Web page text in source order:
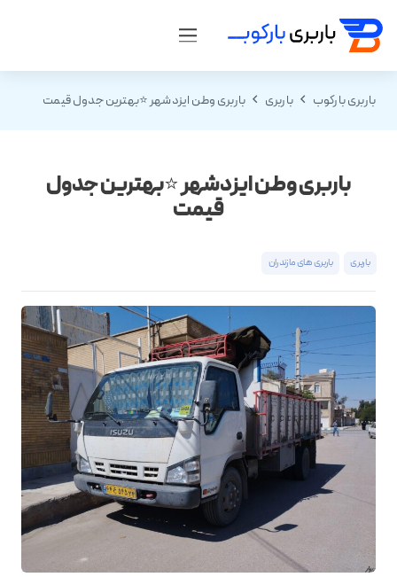
باربری بارکوب باربری باربری وطن ایزدشهر ⭐️بهترین جدول قیمت
باربری وطن ایزدشهر ⭐️بهترین جدول
قیمت
باربری باربری های مازندران